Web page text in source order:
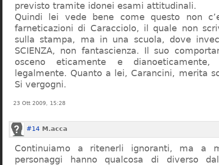
previsto tramite idonei esami attitudinali.
Quindi lei vede bene come questo non
farneticazioni di Caracciolo, il quale non
sulla stampa, ma in una scuola, dove
SCIENZA, non fantascienza. Il suo
osceno eticamente e dianoeticamente,
legalmente. Quanto a lei, Carancini, merita
Si vergogni.
23 Ott 2009, 15:28
#14 M.acca
Continuiamo a ritenerli ignoranti, ma a
personaggi hanno qualcosa di diverso